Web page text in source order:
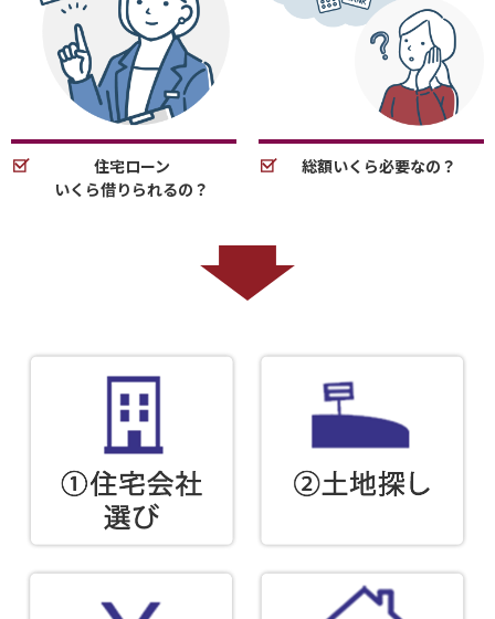
住宅ローン
いくら借りられるの？
総額いくら必要なの？